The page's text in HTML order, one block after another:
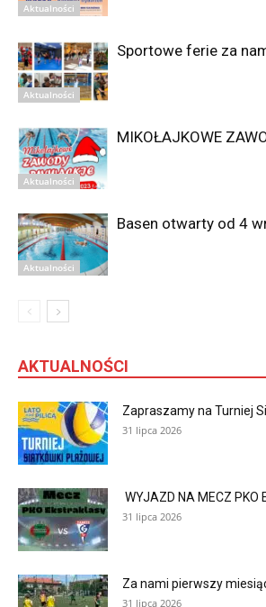
Aktualności
Aktualności
Sportowe ferie za
Aktualności
MIKOŁAJKOWE
Aktualności
Basen otwarty od 4
AKTUALNOŚCI
Zapraszamy na Turniej
31 lipca 2026
WYJAZD NA MECZ PKO
31 lipca 2026
Za nami pierwszy
31 lipca 2026